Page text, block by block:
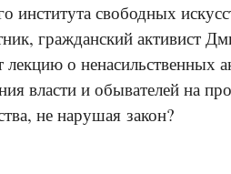
института свободных
гражданский активист
о ненасильственных
власти и обывателей на
не нарушая закон?